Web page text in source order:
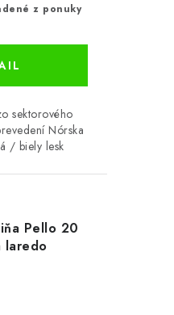
z ponuky
sektorového
Nórska
/ biely lesk
Pello 20
laredo